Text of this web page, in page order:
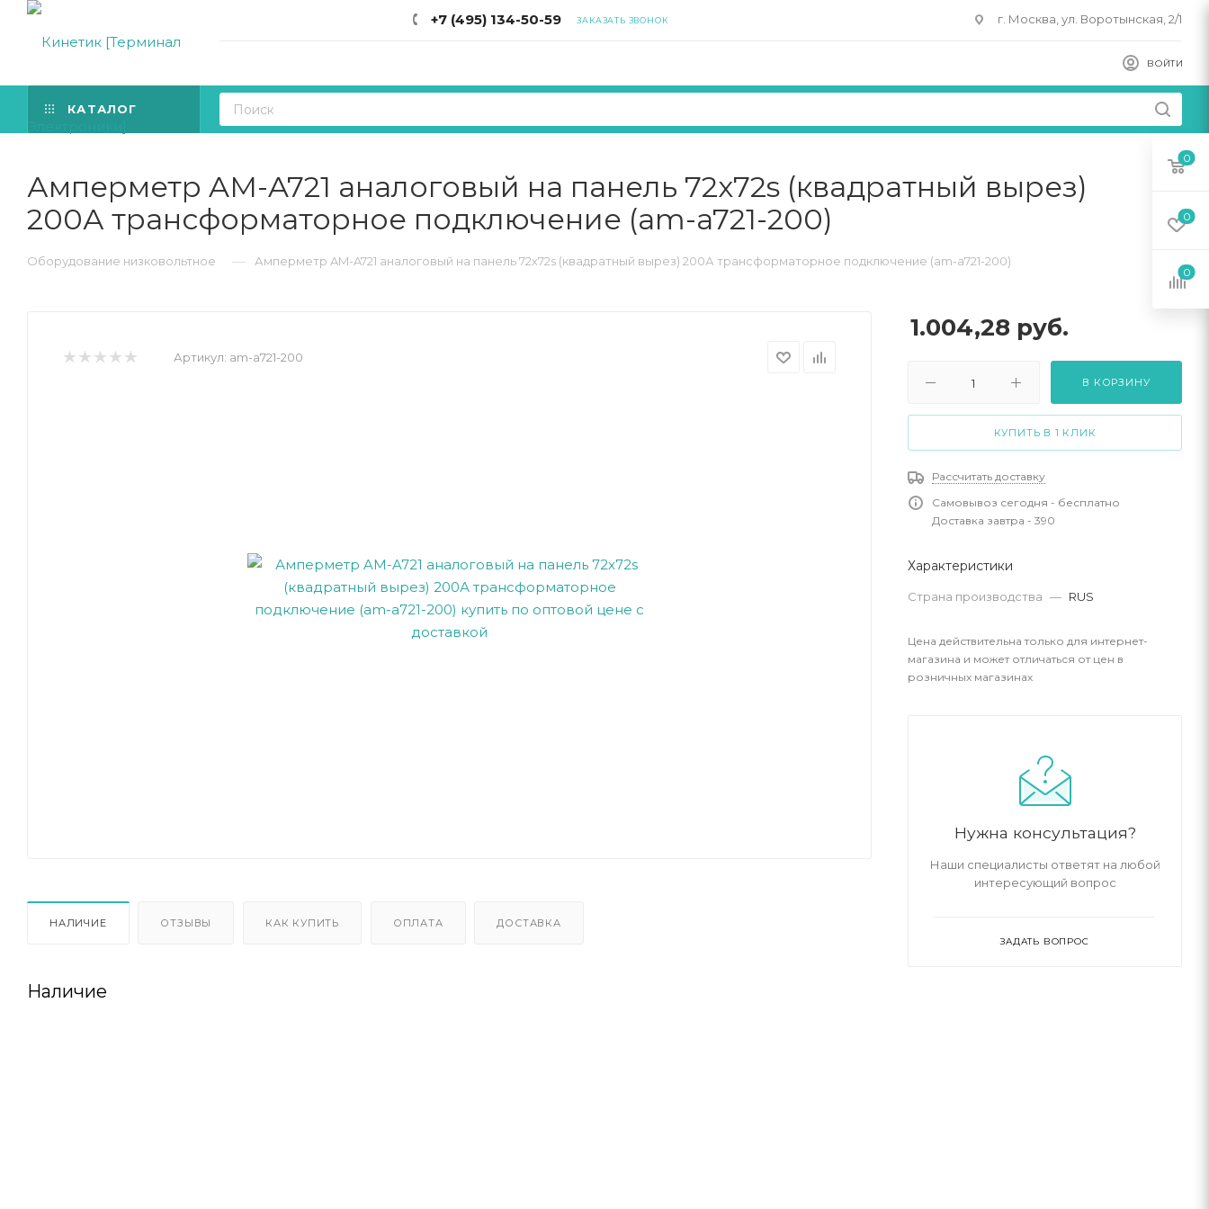
+7 (495) 134-50-59 ЗАКАЗАТЬ ЗВОНОК г. Москва, ул. Воротынская, 2/1
ВОЙТИ
КАТАЛОГ
Амперметр AM-A721 аналоговый на панель 72х72s (квадратный вырез)
200А трансформаторное подключение (am-a721-200)
Оборудование низковольтное — Амперметр AM-A721 аналоговый на панель 72х72s (квадратный вырез) 200А трансформаторное подключение (am-a721-200)
Артикул: am-a721-200
НАЛИЧИЕ ОТЗЫВЫ КАК КУПИТЬ ОПЛАТА ДОСТАВКА
Наличие
1.004,28 руб.
В КОРЗИНУ
КУПИТЬ В 1 КЛИК
Рассчитать доставку
Самовывоз сегодня - бесплатно
Доставка завтра - 390
Характеристики
Страна производства — RUS
Цена действительна только для интернет-
магазина и может отличаться от цен в
розничных магазинах
Нужна консультация?
Наши специалисты ответят на любой
интересующий вопрос
ЗАДАТЬ ВОПРОС
0
0
0